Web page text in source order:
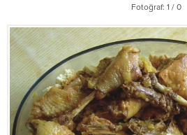
Fotoğraf: 1 / 0